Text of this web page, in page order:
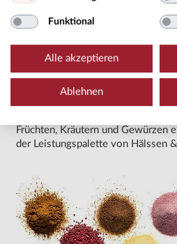
FRÜCHTE, KRÄUTER,
Früchten, Kräutern und Gewürzen
der Leistungspalette von Hälssen
Funktional
Alle akzeptieren
Ablehnen